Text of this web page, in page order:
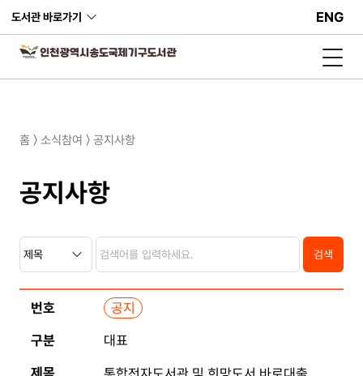
도서관 바로가기 ENG
홈 〉 소식참여 〉 공지사항
공지사항
색
색
테
고
색
용
검색
리
트
공지
대표